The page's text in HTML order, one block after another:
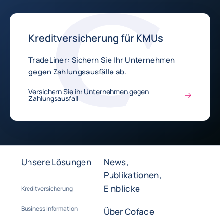
Kreditversicherung für KMUs
TradeLiner: Sichern Sie Ihr Unternehmen
gegen Zahlungsausfälle ab.
Versichern Sie ihr Unternehmen gegen
Zahlungsausfall
Unsere Lösungen
Kreditversicherung
Business Information
News,
Publikationen,
Einblicke
Über Coface